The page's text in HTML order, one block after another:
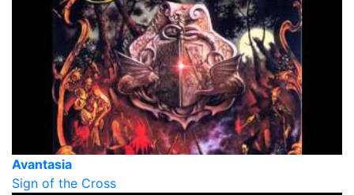
Avantasia
Sign of the Cross